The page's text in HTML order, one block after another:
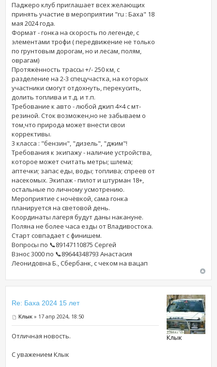
Паджеро клуб приглашает всех желающих
принять участие в мероприятии "ru : Баха" 18
мая 2024 года.
Формат - гонка на скорость по легенде, с
элементами трофи ( передвижение не только
по грунтовым дорогам, но и лесам, полям,
оврагам)
Протяжённость трассы +/- 250 км, с
разделение на 2-3 спецучастка, на которых
участники смогут отдохнуть, перекусить,
долить топлива и т.д. и т.п.
Требование к авто - любой джип 4×4 с мт-
резиной. Сток возможен,но не забываем о
том,что природа может внести свои
коррективы.
3 класса : "бензин", "дизель", "джим"!
Требования к экипажу - наличие устройства,
которое может считать метры; шлема;
аптечки; запас еды, воды; топлива; спреев от
насекомых. Экипаж - пилот и штурман 18+,
остальные по личному усмотрению.
Мероприятие с ночёвкой, сама гонка
планируется на световой день.
Координаты лагеря будут даны накануне.
Поляна не более часа езды от Владивостока.
Старт совпадает с финишем.
Вопросы по 📞89147110875 Сергей
Взнос 3000 по 📞89644348793 Анастасия
Леонидовна Б., Сбербанк, с чеком на вацап
Re: Баха 2024 15 лет
Клык » 17 апр 2024, 18:50
Отличная новость.
С уважением Клык
Клык